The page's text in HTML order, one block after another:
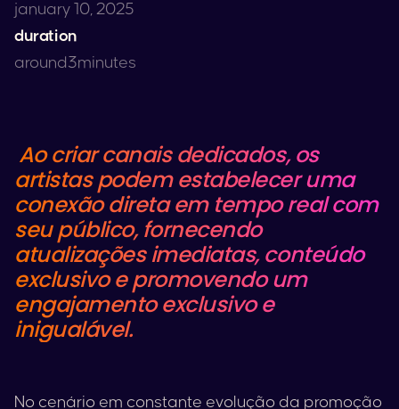
january 10, 2025
duration
around3minutes
Ao criar canais dedicados, os
artistas podem estabelecer uma
conexão direta em tempo real com
seu público, fornecendo
atualizações imediatas, conteúdo
exclusivo e promovendo um
engajamento exclusivo e
inigualável.
No cenário em constante evolução da promoção